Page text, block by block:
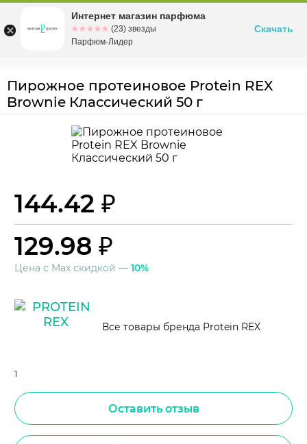
Омскул. Заозерная, 11, к. 1
Пирожное протеиновое Protein REX
Brownie Классический 50 г
144.42 ₽
129.98 ₽
Цена с Max скидкой — 10%
Все товары бренда Protein REX
1
Оставить отзыв
Интернет магазин парфюма
☆☆☆☆☆
★★★★★ (23) звезды
Парфюм-Лидер
Скачать